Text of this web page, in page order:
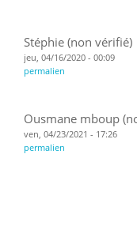
Stéphie (non vérifié)
jeu, 04/16/2020 - 00:09
permalien
Ousmane mboup
ven, 04/23/2021 - 17:26
permalien